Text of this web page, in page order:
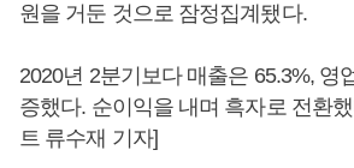
원을 거둔 것으로 잠정집계됐다.
2020년 2분기보다 매출은 65.3%, 영
증했다. 순이익을 내며 흑자로 전환
트 류수재 기자]